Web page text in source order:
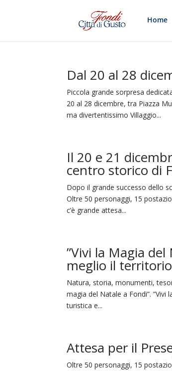
Home
Dal 20 al 28
Piccola grande sorpresa
20 al 28 dicembre, tra Piazza
ma divertentissimo Villaggio...
Il 20 e 21
centro storico di
Dopo il grande successo dello
Oltre 50 personaggi, 15
c’è grande attesa...
”Vivi la Magia
meglio il territorio
Natura, storia, monumenti,
magia del Natale a Fondi”.
turistica e...
Attesa per il
Oltre 50 personaggi, 15